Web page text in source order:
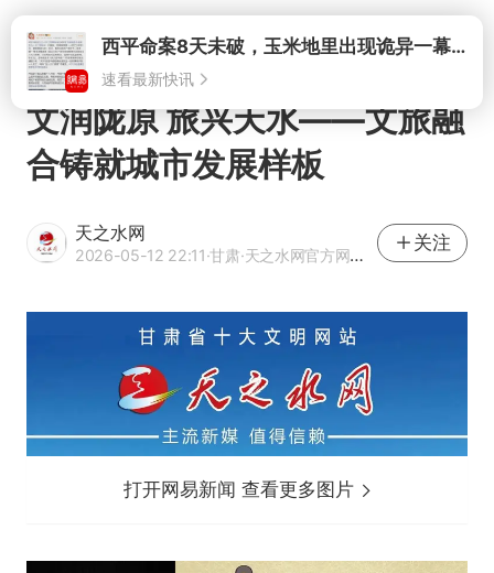
打开西平命案8天未破，玉米地里出现诡异一幕，我突然想起了欧金中
速看最新快讯
文润陇原 旅兴天水——文旅融
合铸就城市发展样板
天之水网
2026-05-12 22:11·甘肃·天之水网官方网易号
关注
打开网易新闻 查看更多图片